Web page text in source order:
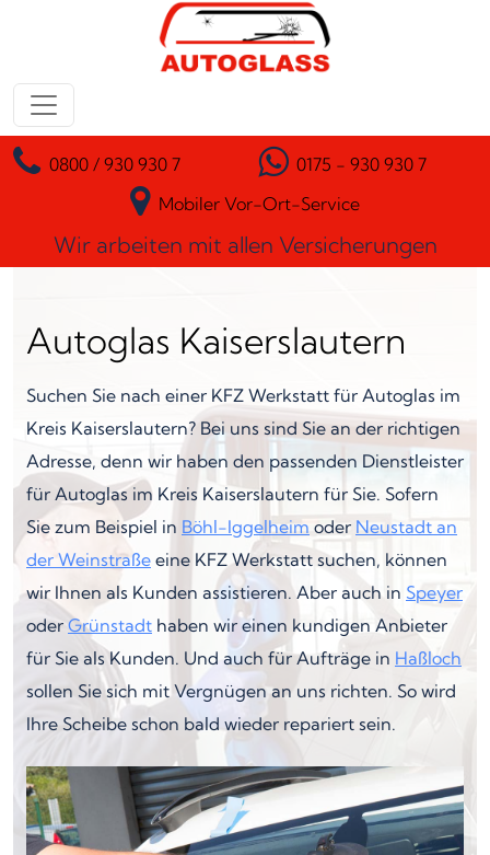
Zum Inhalt springen
Hauptnavigation
0800 / 930 930 7
0175 - 930 930 7
Mobiler Vor-Ort-Service
Wir arbeiten mit allen Versicherungen
Autoglas Kaiserslautern
Suchen Sie nach einer KFZ Werkstatt für Autoglas im
Kreis Kaiserslautern? Bei uns sind Sie an der richtigen
Adresse, denn wir haben den passenden Dienstleister
für Autoglas im Kreis Kaiserslautern für Sie. Sofern
Sie zum Beispiel in Böhl-Iggelheim oder Neustadt an
der Weinstraße eine KFZ Werkstatt suchen, können
wir Ihnen als Kunden assistieren. Aber auch in Speyer
oder Grünstadt haben wir einen kundigen Anbieter
für Sie als Kunden. Und auch für Aufträge in Haßloch
sollen Sie sich mit Vergnügen an uns richten. So wird
Ihre Scheibe schon bald wieder repariert sein.